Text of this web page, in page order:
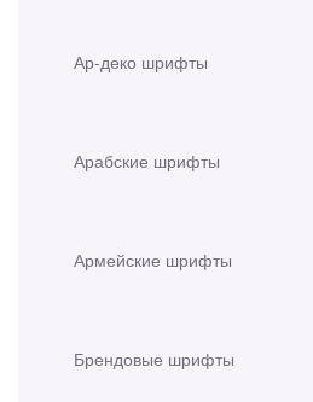
Ар-деко шрифты
Арабские шрифты
Армейские шрифты
Брендовые шрифты